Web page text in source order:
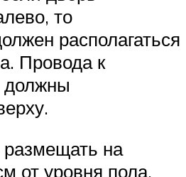
то
располагаться
Провода к
должны
на
от уровня пола.